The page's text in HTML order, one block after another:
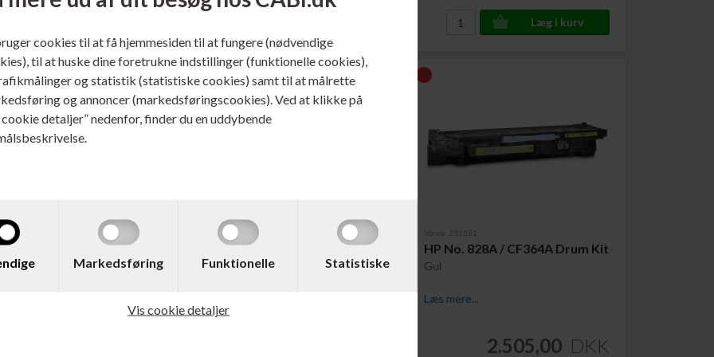
cookies til at få hjemmesiden til at fungere (nødvendige
til at huske dine foretrukne indstillinger (funktionelle cookies),
og statistik (statistiske cookies) samt til at målrette
og annoncer (markedsføringscookies). Ved at klikke på
cookie detaljer” nedenfor, finder du en uddybende
Markedsføring Funktionelle Statistiske
Vis cookie detaljer
828A / CF358A Drum Kit
Varenr. 231580
HP No. 828A / CF359A Drum Kit
Cyan
Varenr. 231581
HP No. 828A / CF364A Drum Kit
Gul
Læs mere...
2.505,00 DKK